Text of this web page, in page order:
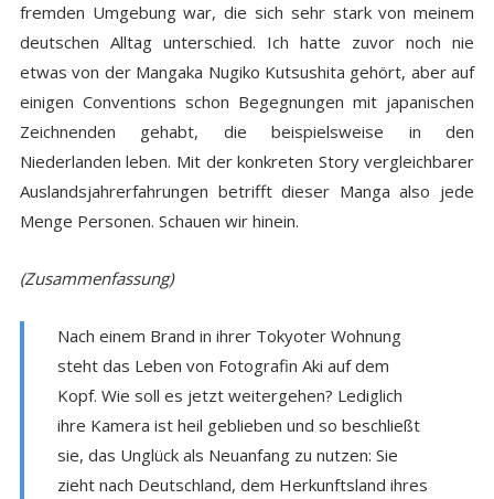
fremden Umgebung war, die sich sehr stark von meinem
deutschen Alltag unterschied. Ich hatte zuvor noch nie
etwas von der Mangaka Nugiko Kutsushita gehört, aber auf
einigen Conventions schon Begegnungen mit japanischen
Zeichnenden gehabt, die beispielsweise in den
Niederlanden leben. Mit der konkreten Story vergleichbarer
Auslandsjahrerfahrungen betrifft dieser Manga also jede
Menge Personen. Schauen wir hinein.
(Zusammenfassung)
Nach einem Brand in ihrer Tokyoter Wohnung
steht das Leben von Fotografin Aki auf dem
Kopf. Wie soll es jetzt weitergehen? Lediglich
ihre Kamera ist heil geblieben und so beschließt
sie, das Unglück als Neuanfang zu nutzen: Sie
zieht nach Deutschland, dem Herkunftsland ihres